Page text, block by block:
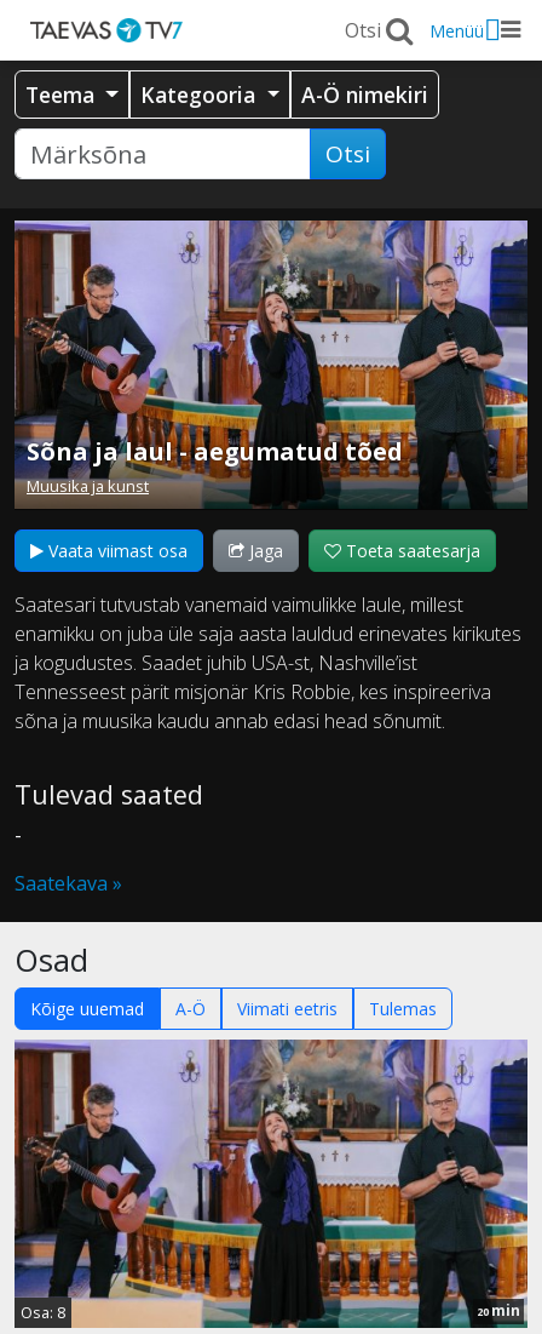
Menüü
Teema Kategooria A-Ö nimekiri
Otsi
Sõna ja laul - aegumatud tõed
Muusika ja kunst
Vaata viimast osa Jaga Toeta saatesarja
Saatesari tutvustab vanemaid vaimulikke laule, millest
enamikku on juba üle saja aasta lauldud erinevates kirikutes
ja kogudustes. Saadet juhib USA-st, Nashville’ist
Tennesseest pärit misjonär Kris Robbie, kes inspireeriva
sõna ja muusika kaudu annab edasi head sõnumit.
Tulevad saated
-
Saatekava »
Osad
Kõige uuemad A-Ö Viimati eetris Tulemas
Osa: 8 20min